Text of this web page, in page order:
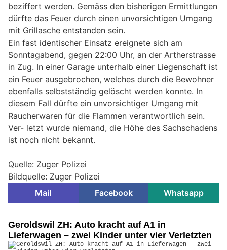
beziffert werden. Gemäss den bisherigen Ermittlungen
dürfte das Feuer durch einen unvorsichtigen Umgang
mit Grillasche entstanden sein.
Ein fast identischer Einsatz ereignete sich am
Sonntagabend, gegen 22:00 Uhr, an der Artherstrasse
in Zug. In einer Garage unterhalb einer Liegenschaft ist
ein Feuer ausgebrochen, welches durch die Bewohner
ebenfalls selbstständig gelöscht werden konnte. In
diesem Fall dürfte ein unvorsichtiger Umgang mit
Raucherwaren für die Flammen verantwortlich sein.
Ver- letzt wurde niemand, die Höhe des Sachschadens
ist noch nicht bekannt.
Quelle: Zuger Polizei
Bildquelle: Zuger Polizei
Mail
Facebook Whatsapp
Geroldswil ZH: Auto kracht auf A1 in
Lieferwagen – zwei Kinder unter vier Verletzten